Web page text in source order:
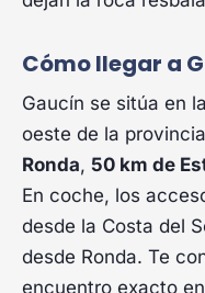
Cómo llegar a
Gaucín se sitúa en la
oeste de la
Ronda, 50 km de
En coche, los
desde la Costa del
desde Ronda. Te
encuentro exacto